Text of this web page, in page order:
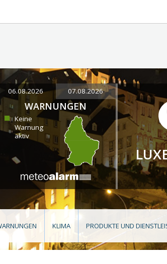
06.08.2026 07.08.2026
WARNUNGEN
Keine
Warnung
aktiv
KLIMA PRODUKTE UND